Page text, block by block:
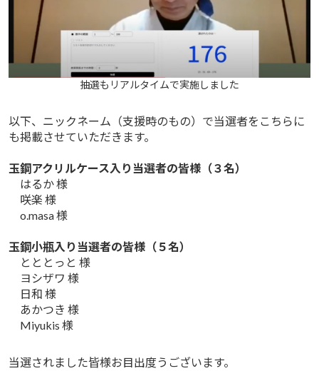
抽選もリアルタイムで実施しました
以下、ニックネーム（支援時のもの）で当選者をこちらに
も掲載させていただきます。
玉鋼アクリルケース入り当選者の皆様（３名）
はるか 様
咲楽 様
o.masa 様
玉鋼小瓶入り当選者の皆様（５名）
とととっと 様
ヨシザワ 様
日和 様
あかつき 様
Miyukis 様
当選されました皆様お目出度うございます。